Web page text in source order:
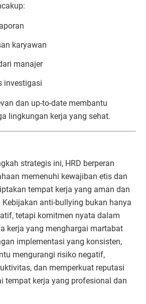
karyawan
manajer
investigasi
dan up-to-date membantu
lingkungan kerja yang sehat.
strategis ini, HRD berperan
memenuhi kewajiban etis dan
tempat kerja yang aman dan
anti-bullying bukan hanya
tetapi komitmen nyata dalam
kerja yang menghargai martabat
implementasi yang konsisten,
mengurangi risiko negatif,
dan memperkuat reputasi
tempat kerja yang profesional dan